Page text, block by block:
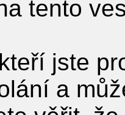
tento
jste
a